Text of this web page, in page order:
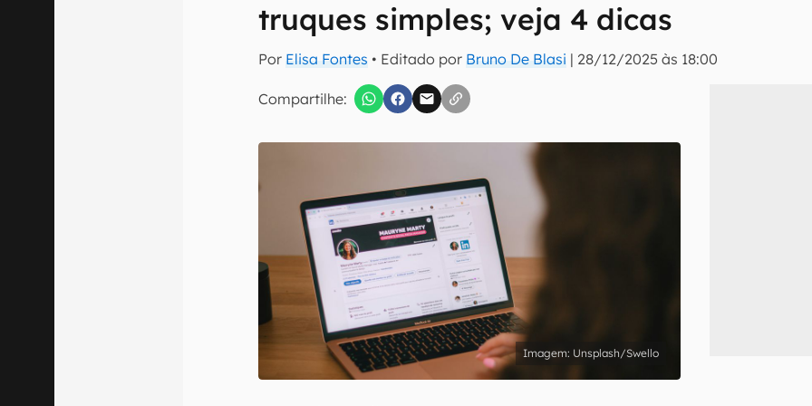
truques simples; veja 4 dicas
Por Elisa Fontes • Editado por Bruno De Blasi | 28/12/2025 às 18:00
Compartilhe:
Confirmo que li, aceito e concordo com os Termos de Uso e Política de Privacidade do
Unsplash/Swello